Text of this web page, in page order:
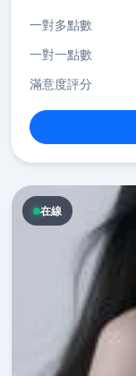
一對多點數
一對一點數
滿意度評分
在線